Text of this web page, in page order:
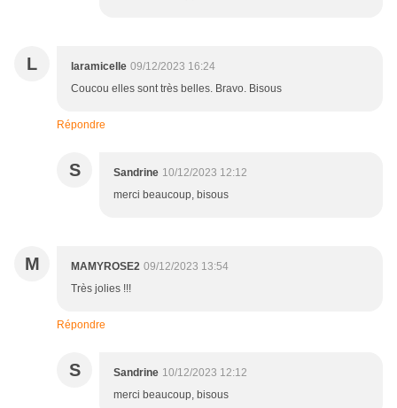
L laramicelle 09/12/2023 16:24
Coucou elles sont très belles. Bravo. Bisous
Répondre
S Sandrine 10/12/2023 12:12
merci beaucoup, bisous
M MAMYROSE2 09/12/2023 13:54
Très jolies !!!
Répondre
S Sandrine 10/12/2023 12:12
merci beaucoup, bisous